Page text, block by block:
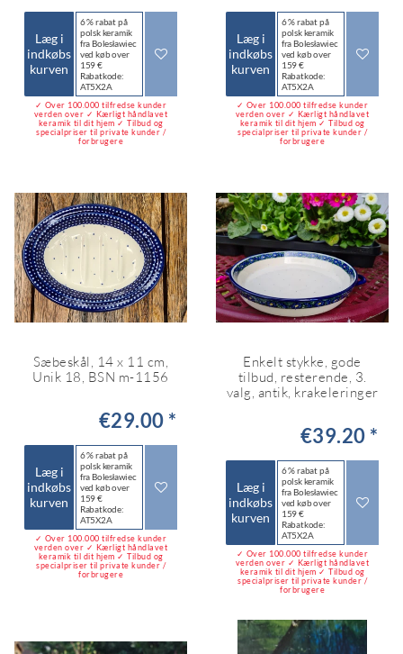
Læg i
indkøbs
kurven
6 % rabat på
polsk keramik
fra Bolesławiec
ved køb over
159 €
Rabatkode:
AT5X2A
✓ Over 100.000 tilfredse kunder
verden over ✓ Kærligt håndlavet
keramik til dit hjem ✓ Tilbud og
specialpriser til private kunder /
forbrugere
Læg i
indkøbs
kurven
6 % rabat på
polsk keramik
fra Bolesławiec
ved køb over
159 €
Rabatkode:
AT5X2A
✓ Over 100.000 tilfredse kunder
verden over ✓ Kærligt håndlavet
keramik til dit hjem ✓ Tilbud og
specialpriser til private kunder /
forbrugere
Sæbeskål, 14 x 11 cm,
Unik 18, BSN m-1156
€29.00 *
Læg i
indkøbs
kurven
6 % rabat på
polsk keramik
fra Bolesławiec
ved køb over
159 €
Rabatkode:
AT5X2A
✓ Over 100.000 tilfredse kunder
verden over ✓ Kærligt håndlavet
keramik til dit hjem ✓ Tilbud og
specialpriser til private kunder /
forbrugere
Enkelt stykke, gode
tilbud, resterende, 3.
valg, antik, krakeleringer
€39.20 *
Læg i
indkøbs
kurven
6 % rabat på
polsk keramik
fra Bolesławiec
ved køb over
159 €
Rabatkode:
AT5X2A
✓ Over 100.000 tilfredse kunder
verden over ✓ Kærligt håndlavet
keramik til dit hjem ✓ Tilbud og
specialpriser til private kunder /
forbrugere